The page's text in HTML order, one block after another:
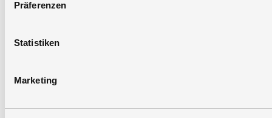
Präferenzen
Statistiken
Marketing